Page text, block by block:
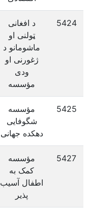
5424
د افغانی
ټولنی او
ماشومانو د
ژغورنی او
ودی
مؤسسه
5425
مؤسسه
شگوفایی
دهکده جهانی
5427
مؤسسه
کمک به
اطفال آسیب
پذیر